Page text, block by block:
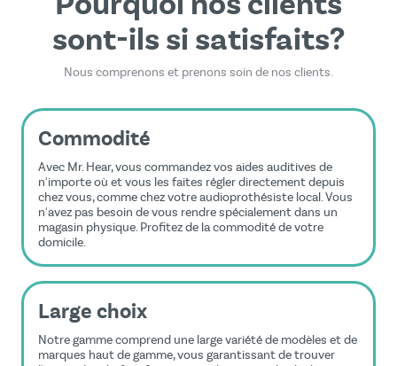
sont-ils si satisfaits?
Nous comprenons et prenons soin de nos clients.
Commodité
Avec Mr. Hear, vous commandez vos aides auditives de
n'importe où et vous les faites régler directement depuis
chez vous, comme chez votre audioprothésiste local. Vous
n'avez pas besoin de vous rendre spécialement dans un
magasin physique. Profitez de la commodité de votre
domicile.
Large choix
Notre gamme comprend une large variété de modèles et de
marques haut de gamme, vous garantissant de trouver